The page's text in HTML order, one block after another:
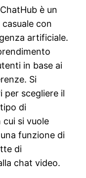
è un
con
artificiale.
in base ai
Si
per scegliere il
di
si vuole
funzione di
di
chat video.